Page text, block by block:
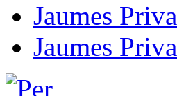
Jaumes
Jaumes